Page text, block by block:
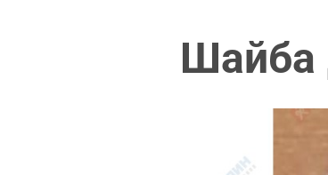
Шайба